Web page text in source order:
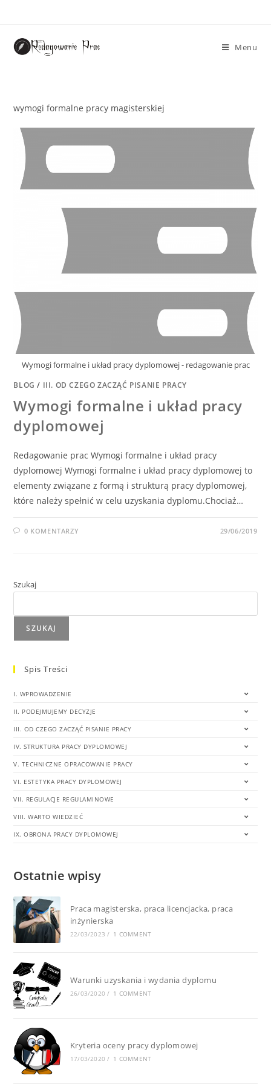
Menu
wymogi formalne pracy magisterskiej
Wymogi formalne i układ pracy dyplomowej - redagowanie prac
BLOG / III. OD CZEGO ZACZĄĆ PISANIE PRACY
Wymogi formalne i układ pracy
dyplomowej
Redagowanie prac Wymogi formalne i układ pracy
dyplomowej Wymogi formalne i układ pracy dyplomowej to
elementy związane z formą i strukturą pracy dyplomowej,
które należy spełnić w celu uzyskania dyplomu.Chociaż…
0 KOMENTARZY 29/06/2019
Szukaj
SZUKAJ
Spis Treści
I. WPROWADZENIE
II. PODEJMUJEMY DECYZJE
III. OD CZEGO ZACZĄĆ PISANIE PRACY
IV. STRUKTURA PRACY DYPLOMOWEJ
V. TECHNICZNE OPRACOWANIE PRACY
VI. ESTETYKA PRACY DYPLOMOWEJ
VII. REGULACJE REGULAMINOWE
VIII. WARTO WIEDZIEĆ
IX. OBRONA PRACY DYPLOMOWEJ
Ostatnie wpisy
Praca magisterska, praca licencjacka, praca
inżynierska
22/03/2023 / 1 COMMENT
Warunki uzyskania i wydania dyplomu
26/03/2020 / 1 COMMENT
Kryteria oceny pracy dyplomowej
17/03/2020 / 1 COMMENT